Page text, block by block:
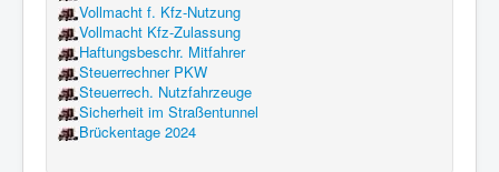
Vollmacht f. Kfz-Nutzung
Vollmacht Kfz-Zulassung
Haftungsbeschr. Mitfahrer
Steuerrechner PKW
Steuerrech. Nutzfahrzeuge
Sicherheit im Straßentunnel
Brückentage 2024